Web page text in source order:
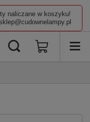
naliczane w koszyku!